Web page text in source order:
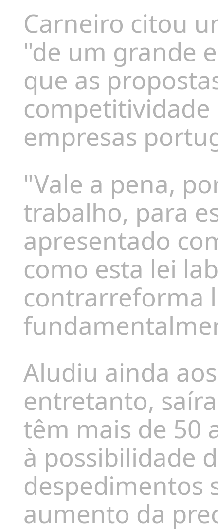
Carneiro citou
"de um grande
que as
empresas
"Vale a pena,
trabalho, para
apresentado
como esta lei
contrarreforma
Aludiu ainda
entretanto,
têm mais de 50
à possibilidade
despedimentos
aumento da